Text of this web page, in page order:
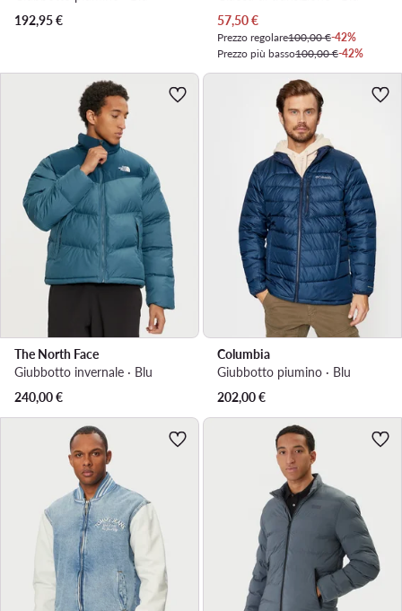
192,95€
Prezzo attuale
57,50€
Prezzo regolare100,00 €-42%
Prezzo più basso100,00 €-42%
The North Face
Giubbotto invernale · Blu
240,00€
Columbia
Giubbotto piumino · Blu
202,00€